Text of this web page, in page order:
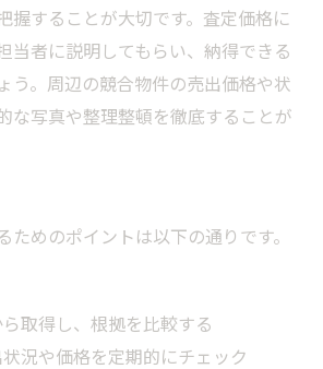
握することが大切です。査定価格に
当者に説明してもらい、納得できる
う。周辺の競合物件の売出価格や状
な写真や整理整頓を徹底することが
ためのポイントは以下の通りです。
取得し、根拠を比較する
況や価格を定期的にチェック